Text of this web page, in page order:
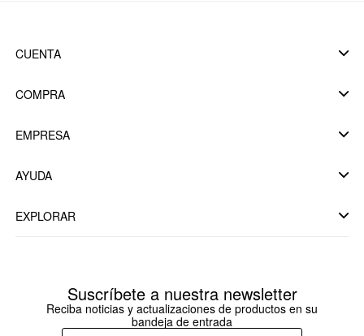
CUENTA
COMPRA
EMPRESA
AYUDA
EXPLORAR
Suscríbete a nuestra newsletter
Reciba noticias y actualizaciones de productos en su
bandeja de entrada